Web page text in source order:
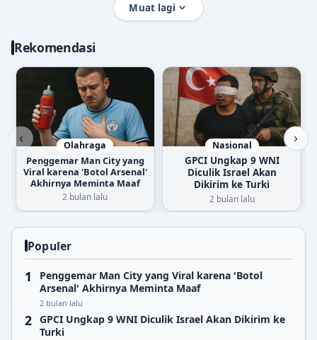
Muat lagi
Rekomendasi
‹ Olahraga
Penggemar Man City yang
Viral karena 'Botol Arsenal'
Akhirnya Meminta Maaf
2 bulan lalu
Nasional
GPCI Ungkap 9 WNI
Diculik Israel Akan
Dikirim ke Turki
2 bulan lalu
›
Populer
Penggemar Man City yang Viral karena 'Botol
Arsenal' Akhirnya Meminta Maaf
2 bulan lalu
GPCI Ungkap 9 WNI Diculik Israel Akan Dikirim ke
Turki